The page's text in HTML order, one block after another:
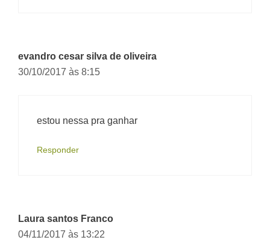
evandro cesar silva de oliveira
30/10/2017 às 8:15
estou nessa pra ganhar
Responder
Laura santos Franco
04/11/2017 às 13:22